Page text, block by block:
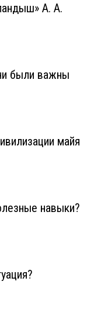
А. А.
были важны
майя
навыки?